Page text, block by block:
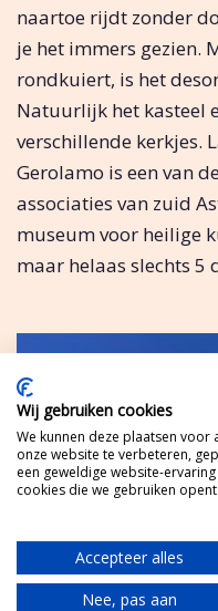
naartoe rijdt zonder
je het immers gezien.
rondkuiert, is het
Natuurlijk het kasteel
verschillende kerkjes.
Gerolamo is een van
associaties van zuid
museum voor heilige
maar helaas slechts 5
Wij gebruiken cookies
We kunnen deze plaatsen voor
onze website te verbeteren,
een geweldige website-
cookies die we gebruiken
Accepteer alles
Nee, pas aan